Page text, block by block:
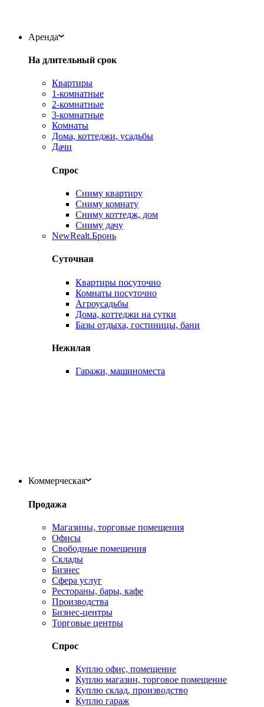
Аренда
На длительный срок
Квартиры
1-комнатные
2-комнатные
3-комнатные
Комнаты
Дома, коттеджи, усадьбы
Дачи
Спрос
Сниму квартиру
Сниму комнату
Сниму коттедж, дом
Сниму дачу
NewRealt.Бронь
Суточная
Квартиры посуточно
Комнаты посуточно
Агроусадьбы
Дома, коттеджи на сутки
Базы отдыха, гостиницы, бани
Нежилая
Гаражи, машиноместа
Коммерческая
Продажа
Магазины, торговые помещения
Офисы
Свободные помещения
Склады
Бизнес
Сфера услуг
Рестораны, бары, кафе
Производства
Бизнес-центры
Торговые центры
Спрос
Куплю офис, помещение
Куплю магазин, торговое помещение
Куплю склад, производство
Куплю гараж